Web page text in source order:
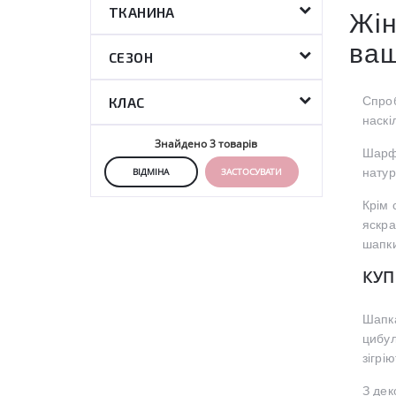
ТКАНИНА
СЕЗОН
КЛАС
Знайдено3товарів
ВІДМІНА ЗАСТОСУВАТИ
Крім
З